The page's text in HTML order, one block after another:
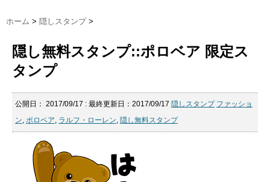
ホーム > 隠しスタンプ >
隠し無料スタンプ::ポロベア 限定ス
タンプ
公開日： 2017/09/17 : 最終更新日：2017/09/17 隠しスタンプ ファッショ
ン, ポロベア, ラルフ・ローレン, 隠し無料スタンプ